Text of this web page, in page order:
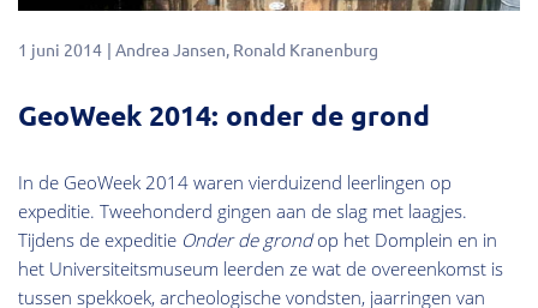
1 juni 2014 Andrea Jansen Ronald Kranenburg
GeoWeek 2014: onder de grond
In de GeoWeek 2014 waren vierduizend leerlingen op
expeditie. Tweehonderd gingen aan de slag met laagjes.
Tijdens de expeditie Onder de grondop het Domplein en in
het Universiteitsmuseum leerden ze wat de overeenkomst is
tussen spekkoek, archeologische vondsten, jaarringen van